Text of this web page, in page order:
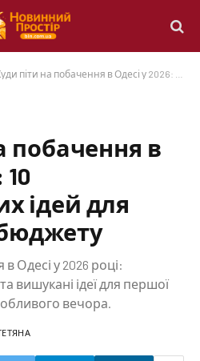
піти на побачення в Одесі у 2026: 10 романтичних ідей для будь-якого бюджету
побачення в
ідей для
Одесі у 2026 році:
вишукані ідеї для першої
вечора.